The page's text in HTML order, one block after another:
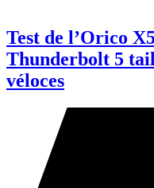
Test de l’Orico
Thunderbolt 5
véloces